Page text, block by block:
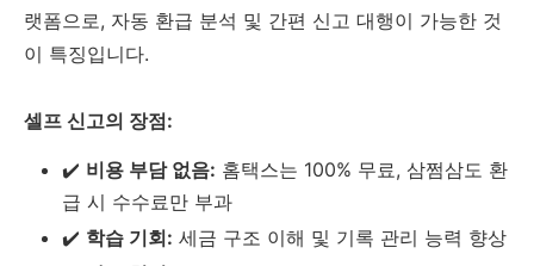
랫폼으로, 자동 환급 분석 및 간편 신고 대행이 가능한 것
이 특징입니다.
셀프 신고의 장점:
✔️ 비용 부담 없음: 홈택스는 100% 무료, 삼쩜삼도 환
급 시 수수료만 부과
✔️ 학습 기회: 세금 구조 이해 및 기록 관리 능력 향상